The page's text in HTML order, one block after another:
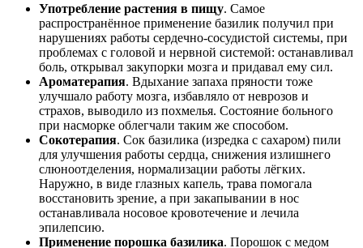
Употребление растения в пищу. Самое
распространённое применение базилик получил при
нарушениях работы сердечно-сосудистой системы, при
проблемах с головой и нервной системой: останавливал
боль, открывал закупорки мозга и придавал ему сил.
Ароматерапия. Вдыхание запаха пряности тоже
улучшало работу мозга, избавляло от неврозов и
страхов, выводило из похмелья. Состояние больного
при насморке облегчали таким же способом.
Сокотерапия. Сок базилика (изредка с сахаром) пили
для улучшения работы сердца, снижения излишнего
слюноотделения, нормализации работы лёгких.
Наружно, в виде глазных капель, трава помогала
восстановить зрение, а при закапывании в нос
останавливала носовое кровотечение и лечила
эпилепсию.
Применение порошка базилика. Порошок с медом